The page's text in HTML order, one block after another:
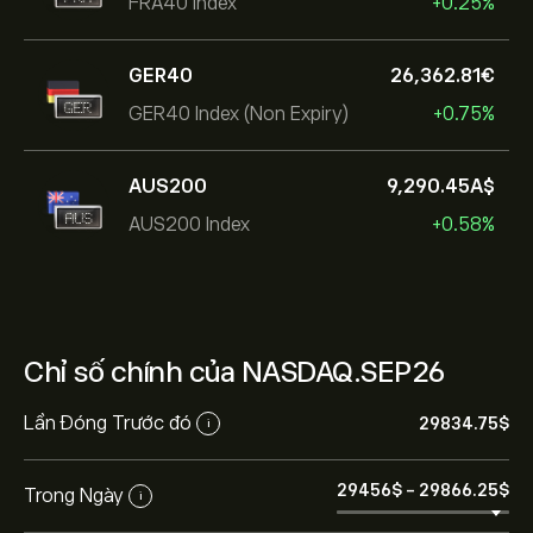
GER40
GER40 Index (Non Expiry)
26,362.81‎€‎
+0.75%
AUS200
AUS200 Index
9,290.45‎A$‎
+0.58%
Chỉ số chính của NASDAQ.SEP26
Lần Đóng Trước đó i 29834.75‎$‎
Trong Ngày i 29456‎$‎ - 29866.25‎$‎
Giá hiện tại của NASDAQ.SEP26 là 29,834.75‎$‎